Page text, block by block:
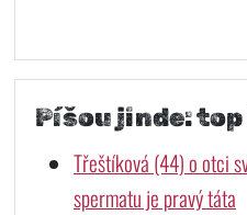
Píšou jinde:
Třeštíková (44) o otci
spermatu je pravý táta